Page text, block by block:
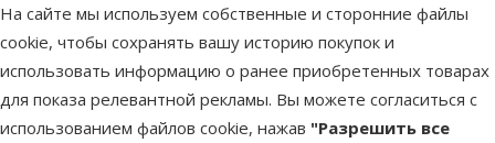
На сайте мы используем собственные и сторонние файлы
cookie, чтобы сохранять вашу историю покупок и
использовать информацию о ранее приобретенных товарах
для показа релевантной рекламы. Вы можете согласиться с
использованием файлов cookie, нажав "Разрешить все
Лакомство для собак - свиные уши 100g
Описание Параметры
В начало страницы
superzoo.product.detail.content
Лакомство для собак - свиные уши 100g.